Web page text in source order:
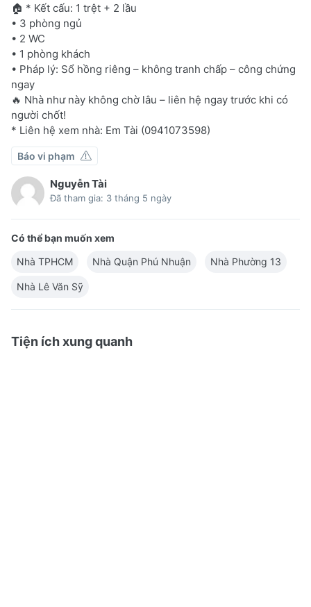
🏠 * Kết cấu: 1 trệt + 2 lầu
• 3 phòng ngủ
• 2 WC
• 1 phòng khách
• Pháp lý: Sổ hồng riêng – không tranh chấp – công chứng
ngay
🔥 Nhà như này không chờ lâu – liên hệ ngay trước khi có
người chốt!
* Liên hệ xem nhà: Em Tài (0941073598)
Báo vi phạm
Nguyễn Tài
Đã tham gia: 3 tháng 5 ngày
Có thể bạn muốn xem
Nhà TPHCM
Nhà Quận Phú Nhuận Nhà Phường 13
Nhà Lê Văn Sỹ
Tiện ích xung quanh